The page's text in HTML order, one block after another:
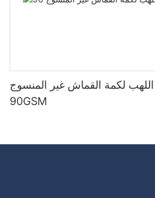
اللهب لكمة القماش غير المنسوج
90GSM